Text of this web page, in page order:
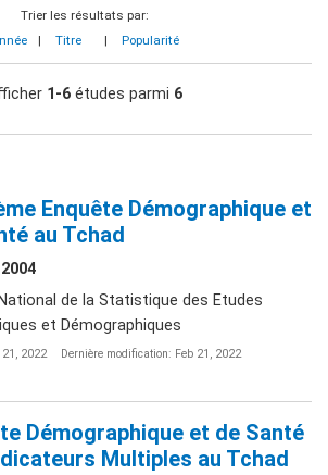
Trier les résultats par:
| Titre | Popularité
1-6 études parmi 6
Enquête Démographique et
au Tchad
de la Statistique des Etudes
et Démographiques
21, 2022
Dernière modification: Feb 21, 2022
Démographique et de Santé
Multiples au Tchad